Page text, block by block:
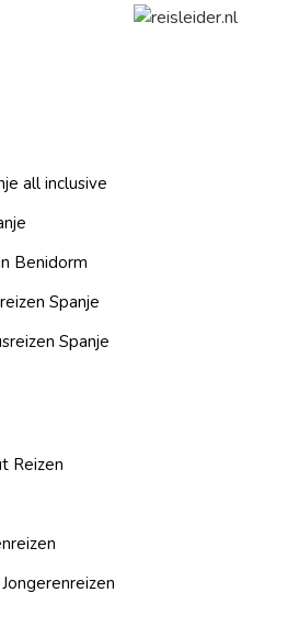
all inclusive
Benidorm
Spanje
Spanje
Reizen